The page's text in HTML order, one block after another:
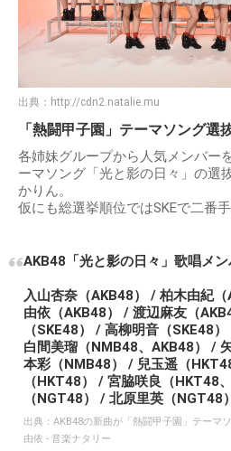
出典： http://cdn2.natalie.mu
「熱闘甲子園」テーマソング選
各姉妹グループから人気メンバー
ーマソング「光と影の日々」の選
かりん。
仮にも総選挙順位ではSKEで二番
AKB48「光と影の日々」歌唱メ
入山杏奈（AKB48） / 柏木由紀
由依（AKB48） / 渡辺麻友（
（SKE48） / 高柳明音（SKE48
白間美瑠（NMB48、AKB48） /
本彩（NMB48） / 兒玉遥（
（HKT48） / 宮脇咲良（HKT48
（NGT48） / 北原里英（NGT48
出典： AKB48の新曲が「熱闘甲子園」テーマ
由依 - 音楽ナタリー